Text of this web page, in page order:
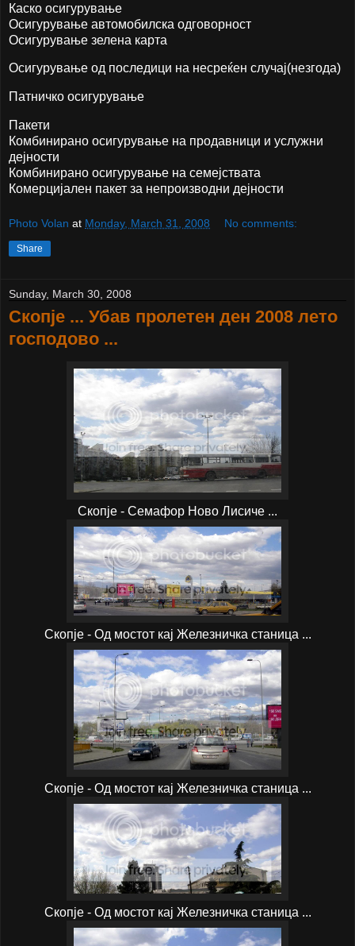
Каско осигурување
Осигурување автомобилска одговорност
Осигурување зелена карта
Осигурување од последици на несреќен случај(незгода)
Патничко осигурување
Пакети
Комбинирано осигурување на продавници и услужни
дејности
Комбинирано осигурување на семејствата
Комерцијален пакет за непроизводни дејности
Photo Volan at Monday, March 31, 2008 No comments:
Share
Sunday, March 30, 2008
Скопје ... Убав пролетен ден 2008 лето
господово ...
Скопје - Семафор Ново Лисиче ...
Скопје - Од мостот кај Железничка станица ...
Скопје - Од мостот кај Железничка станица ...
Скопје - Од мостот кај Железничка станица ...